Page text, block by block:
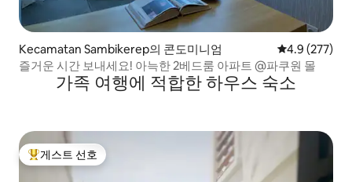
Kecamatan Sambikerep의 콘도미니엄 평점 4.9점(5
4.9 (277)
즐거운 시간 보내세요! 아늑한 2베드룸 아파트 @파쿠원 몰
가족 여행에 적합한 하우스 숙소
상위 게스트 선호
게스트 선호